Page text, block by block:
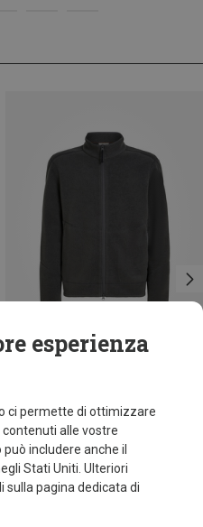
esperienza
ci permette di ottimizzare
alle vostre
includere anche il
Stati Uniti. Ulteriori
sulla pagina dedicata di